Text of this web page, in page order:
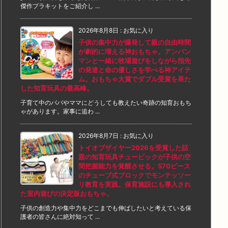
傑作プラキットをご紹介し ...
2026年8月8日 : お気に入り
子供の集中力が爆発して親の自由時間
が劇的に増える神おもちゃ。アンパン
マンと一緒に牧場遊びをしながら指先
の発達と命の優しさを学べる神アイテ
ム。おもちゃ大賞でダブル受賞を果た
した知育玩具の最高峰。
子育て中のパパやママにどうしても教えたい奇跡の知育おもち
ゃがあります。家事に追わ ...
2026年8月7日 : お気に入り
トイオブザイヤー2026を受賞した話
題の知育玩具チュービックが子供の空
間把握能力を覚醒させる。570ピース
のチューブ式ブロックでモンテッソー
リ教育を実践。保育施設にも導入され
た室内遊びの決定版おもちゃ。
子供の創造力や集中力をどこまでも伸ばしたいと考えている保
護者の皆さんに絶対知って ...